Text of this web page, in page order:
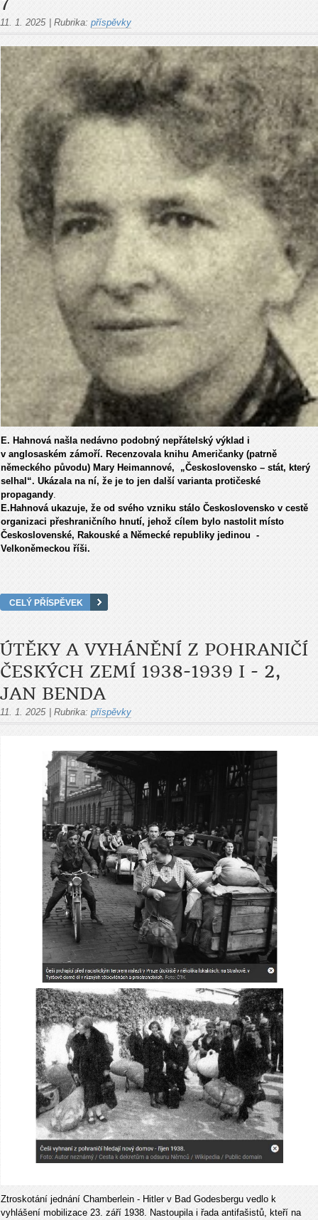
11. 1. 2025 | Rubrika: příspěvky
E. Hahnová našla nedávno podobný nepřátelský výklad i
v anglosaském zámoří. Recenzovala knihu Američanky (patrně
německého původu) Mary Heimannové, „Československo – stát, který
selhal“. Ukázala na ní, že je to jen další varianta protičeské
propagandy
E.Hahnová ukazuje, že od svého vzniku stálo Československo v cestě
organizaci přeshraničního hnutí, jehož cílem bylo nastolit místo
Československé, Rakouské a Německé republiky jedinou -
Velkoněmeckou říši.
CELÝ PŘÍSPĚVEK
ÚTĚKY A VYHÁNĚNÍ Z POHRANIČÍ
ČESKÝCH ZEMÍ 1938-1939 I - 2,
JAN BENDA
11. 1. 2025 Rubrika: příspěvky
Ztroskotání jednání Chamberlein - Hitler v Bad Godesbergu vedlo k
vyhlášení mobilizace 23. září 1938. Nastoupila i řada antifašistů, kteří na